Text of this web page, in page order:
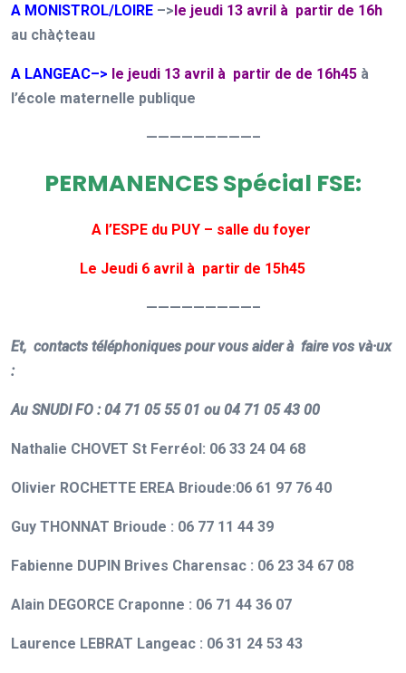
A MONISTROL/LOIRE –> le jeudi 13 avril à partir de 16h
au chà¢teau
A LANGEAC–> le jeudi 13 avril à partir de de 16h45 à
l’école maternelle publique
—————————–
PERMANENCES Spécial FSE:
A l’ESPE du PUY – salle du foyer
Le Jeudi 6 avril à partir de 15h45
—————————–
Et, contacts téléphoniques pour vous aider à faire vos và·ux
:
Au SNUDI FO : 04 71 05 55 01 ou 04 71 05 43 00
Nathalie CHOVET St Ferréol : 06 33 24 04 68
Olivier ROCHETTE EREA Brioude:06 61 97 76 40
Guy THONNAT Brioude : 06 77 11 44 39
Fabienne DUPIN Brives Charensac : 06 23 34 67 08
Alain DEGORCE Craponne : 06 71 44 36 07
Laurence LEBRAT Langeac : 06 31 24 53 43